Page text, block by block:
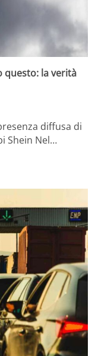
questo: la verità
diffusa di
Shein Nel…